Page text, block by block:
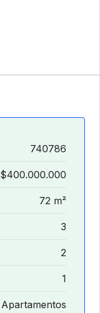
740786
$400.000.000
72 m²
3
2
1
Apartamentos